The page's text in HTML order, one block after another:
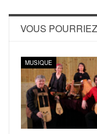
VOUS
MUSIQUE